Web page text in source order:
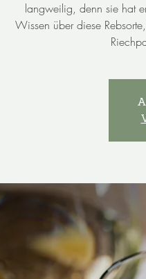
langweilig, denn sie hat
Wissen über diese